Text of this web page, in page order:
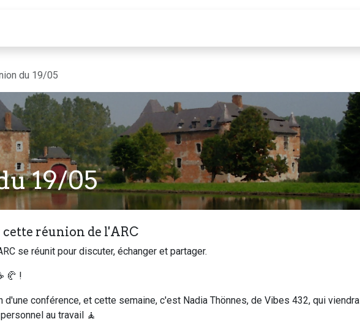
du 19/05
19/05
réunion de l'ARC
se réunit pour discuter, échanger et partager.
🥐 !
d'une conférence, et cette semaine, c'est Nadia Thönnes, de Vibes 432, qui viendra
au travail 🧘